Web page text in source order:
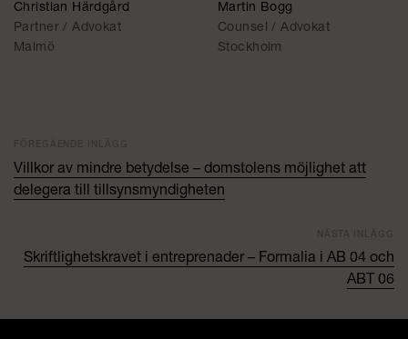
Christian Härdgård
Partner / Advokat
Malmö
Martin Bogg
Counsel / Advokat
Stockholm
Villkor av mindre betydelse – domstolens möjlighet att
delegera till tillsynsmyndigheten
Skriftlighetskravet i entreprenader – Formalia i AB 04 och
ABT 06